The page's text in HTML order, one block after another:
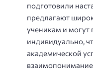
подготовили
предлагают
ученикам и могут
индивидуально,
академической